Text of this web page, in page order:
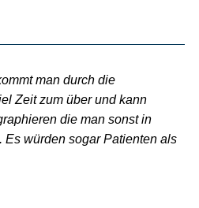
man durch die
Zeit zum über und kann
die man sonst in
Es würden sogar Patienten als